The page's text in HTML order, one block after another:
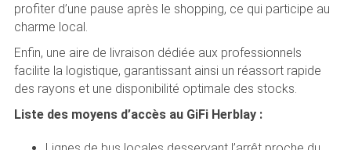
profiter d’une pause après le shopping, ce qui participe au
charme local.
Enfin, une aire de livraison dédiée aux professionnels
facilite la logistique, garantissant ainsi un réassort rapide
des rayons et une disponibilité optimale des stocks.
Liste des moyens d’accès au GiFi Herblay :